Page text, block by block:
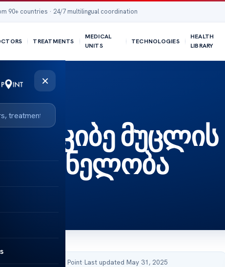
90+ countries · 24/7 multilingual coordination
TREATMENTS
MEDICAL
UNITS
TECHNOLOGIES
HEALTH
LIBRARY
×
კიბე მუცლის
by Acibadem Health Point·Last updated May 31, 2025